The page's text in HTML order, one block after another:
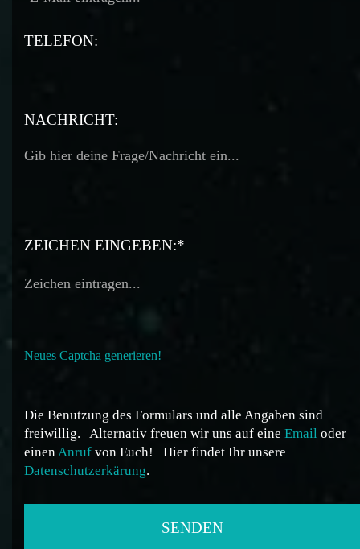
TELEFON:
TELEFON:
NACHRICHT:
ZEICHEN EINGEBEN:*
Neues Captcha generieren!
Die Benutzung des Formulars und alle Angaben sind
freiwillig.
Alternativ freuen wir uns auf eine Email oder
einenAnruf von Euch!
Hier findet Ihr unsere
Datenschutzerkärung.